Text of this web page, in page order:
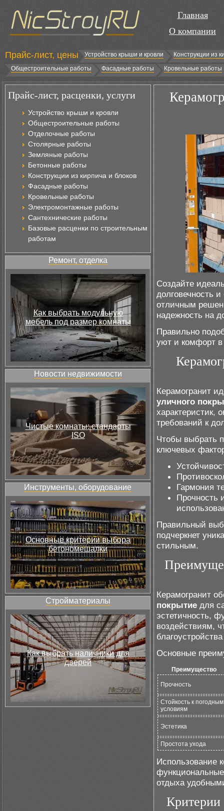
Главная
О компании
Прайс-лист, цены Устройство крыши и кровли
Конструкции из
Общестроительные работы
Фасадные работы Кровельные работы
Прайс-лист, расценки, услуги
Устройство крыши и кровли
Общестроительные работы
Отделочные работы
Столярные работы
Земляные работы
Бетонные работы
Конструкции из кирпича и блоков
Фасадные работы
Кровельные работы
Электромонтажные работы
Сантехнические работы
Базовые расценки по строительным
работам
Ремонт, отделка
Как выбрать модульную
мебель под размер комнаты
Новости недвижимости
Чистые комнаты: стандарты
ISO
Инструменты, оборудование
Основные критерии выбора
бетономешалки
Стройматериалы
Как выбрать наличники для
дверей
Создайте
долговечность
отличным
надежность на
Правильно
уют и комфорт в
Керамогранит
уличного
характеристик,
требований к
Чтобы выбрать
ключевых
Гармония
Прочность
Правильный
подчеркнет
стильным.
Керамогранит
покрытие для
эстетичность,
воздействиям,
Основные
Преимущество
Прочность
Стойкость к погодным
условиям
Эстетика
Простота ухода
Использование
отдыха
Критерии